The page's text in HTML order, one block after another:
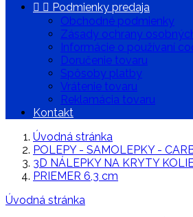
  Podmienky predaja
Obchodné podmienky
Zásady ochrany
Informácie o používaní
Doručenie tovaru
Spôsoby platby
Vrátenie tovaru
Reklamácia tovaru
Kontakt
Úvodná stránka
POLEPY - SAMOLEPKY -
3D NÁLEPKY NA KRYTY
PRIEMER 6,3 cm
Úvodná stránka